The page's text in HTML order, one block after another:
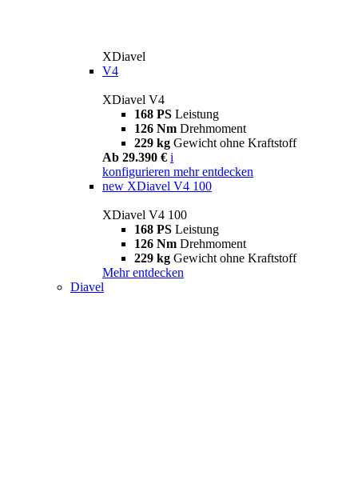
XDiavel
V4
XDiavel V4
168 PS Leistung
126 Nm Drehmoment
229 kg Gewicht ohne Kraftstoff
Ab 29.390 € i
konfigurieren mehr entdecken
new XDiavel V4 100
XDiavel V4 100
168 PS Leistung
126 Nm Drehmoment
229 kg Gewicht ohne Kraftstoff
Mehr entdecken
Diavel